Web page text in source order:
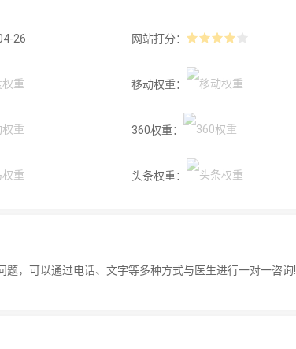
26 网站打分：
移动权重：
360权重：
头条权重：
，可以通过电话、文字等多种方式与医生进行一对一咨询!